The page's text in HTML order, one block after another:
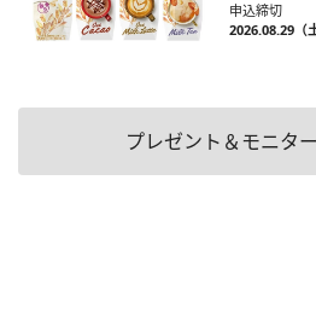
申込締切
2026.08.29（
プレゼント＆モニタ